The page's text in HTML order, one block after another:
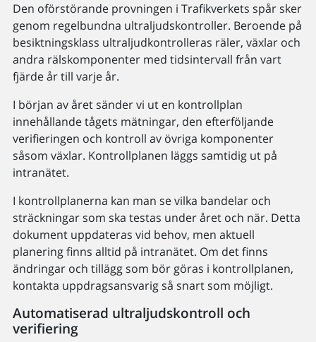
Den oförstörande provningen i Trafikverkets spår sker
genom regelbundna ultraljudskontroller. Beroende på
besiktningsklass ultraljudkontrolleras räler, växlar och
andra rälskomponenter med tidsintervall från vart
fjärde år till varje år.
I början av året sänder vi ut en kontrollplan
innehållande tågets mätningar, den efterföljande
verifieringen och kontroll av övriga komponenter
såsom växlar. Kontrollplanen läggs samtidig ut på
intranätet.
I kontrollplanerna kan man se vilka bandelar och
sträckningar som ska testas under året och när. Detta
dokument uppdateras vid behov, men aktuell
planering finns alltid på intranätet. Om det finns
ändringar och tillägg som bör göras i kontrollplanen,
kontakta uppdragsansvarig så snart som möjligt.
Automatiserad ultraljudskontroll och
verifiering